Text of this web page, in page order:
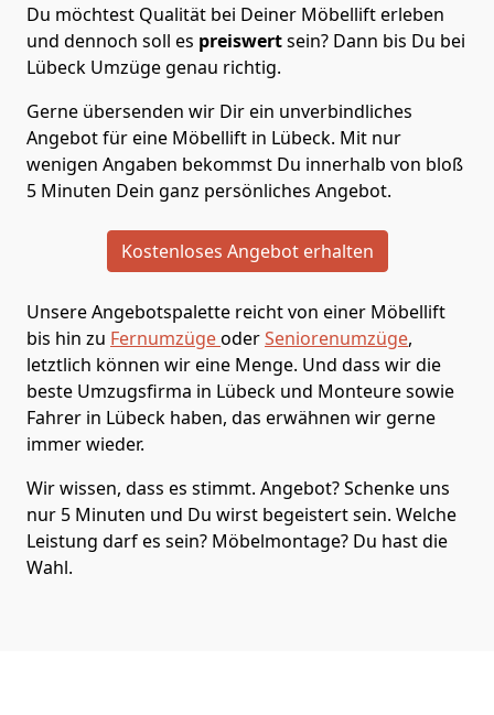
Du möchtest Qualität bei Deiner Möbellift erleben
und dennoch soll es preiswertsein? Dann bis Du bei
Lübeck Umzüge genau richtig.
Gerne übersenden wir Dir ein unverbindliches
Angebot für eine Möbellift in Lübeck. Mit nur
wenigen Angaben bekommst Du innerhalb von bloß
5 Minuten Dein ganz persönliches Angebot.
Kostenloses Angebot erhalten
Unsere Angebotspalette reicht von einer Möbellift
bis hin zu FernumzügeoderSeniorenumzüge,
letztlich können wir eine Menge. Und dass wir die
beste Umzugsfirma in Lübeck und Monteure sowie
Fahrer in Lübeck haben, das erwähnen wir gerne
immer wieder.
Wir wissen, dass es stimmt. Angebot? Schenke uns
nur 5 Minuten und Du wirst begeistert sein. Welche
Leistung darf es sein? Möbelmontage? Du hast die
Wahl.